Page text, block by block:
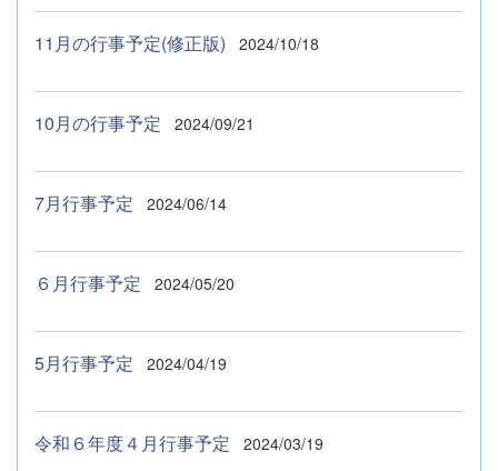
11月の行事予定(修正版) 2024/10/18
10月の行事予定 2024/09/21
7月行事予定 2024/06/14
６月行事予定 2024/05/20
5月行事予定 2024/04/19
令和６年度４月行事予定 2024/03/19